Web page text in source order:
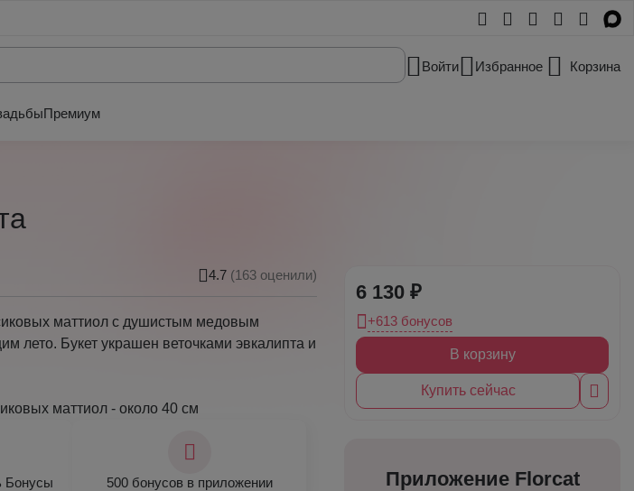
Войти Избранное Корзина
Премиум
4.7 (163 оценили)
маттиол с душистым медовым
лето. Букет украшен веточками эвкалипта и
маттиол - около 40 см
Бонусы 500 бонусов в приложении
6 130 ₽
+613 бонусов
В корзину
Купить сейчас
Приложение Florcat